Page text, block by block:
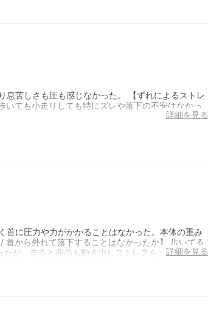
息苦しさも圧も感じなかった。 【ずれによるストレ
ても小走りしても特にズレや落下の不安はなかっ
詳細を見る
首に圧力や力がかかることはなかった。本体の重み
から外れて落下することはなかったか】 歩いてる
が、走ると商品も動き少しストレスを感じた。
詳細を見る